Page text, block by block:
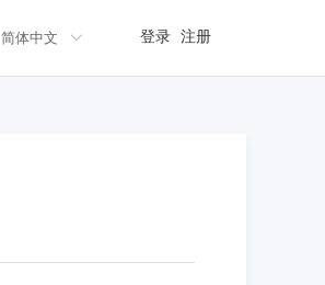
ꀅ
简体中文 登录 注册